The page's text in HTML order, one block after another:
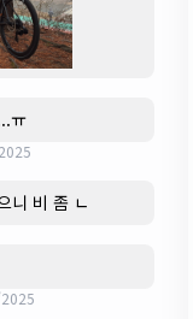
ㅠ
니 비 좀 ㄴ